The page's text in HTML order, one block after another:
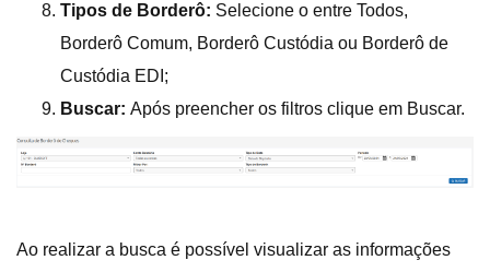
Tipos de Borderô: Selecione o entre Todos,
Borderô Comum, Borderô Custódia ou Borderô de
Custódia EDI;
Buscar: Após preencher os filtros clique em Buscar.
Ao realizar a busca é possível visualizar as informações